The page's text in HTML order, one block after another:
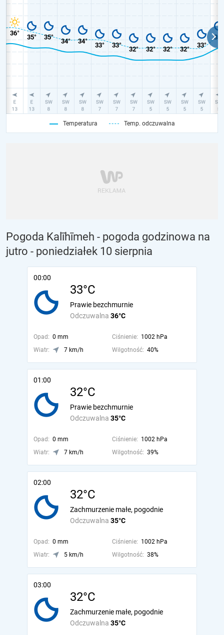
Temperatura Temp. odczuwalna
Pogoda Kalīhīmeh - pogoda godzinowa na
jutro - poniedziałek 10 sierpnia
00:00
33°C
Odczuwalna 36°C
Prawie bezchmurnie
Opad: 0 mm Ciśnienie: 1002 hPa
Wiatr:
7 km/h Wilgotność: 40%
01:00
32°C
Odczuwalna 35°C
Prawie bezchmurnie
Opad: 0 mm Ciśnienie: 1002 hPa
Wiatr:
7 km/h Wilgotność: 39%
02:00
32°C
Odczuwalna 35°C
Zachmurzenie małe, pogodnie
Opad: 0 mm Ciśnienie: 1002 hPa
Wiatr:
5 km/h Wilgotność: 38%
03:00
32°C
Odczuwalna 35°C
Zachmurzenie małe, pogodnie